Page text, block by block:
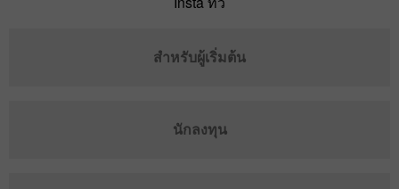
สำหรับผู้เริ่มต้น
นักลงทุน